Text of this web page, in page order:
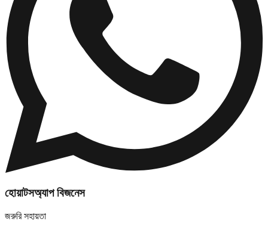
হোয়াটসঅ্যাপ বিজনেস
জরুরি সহায়তা